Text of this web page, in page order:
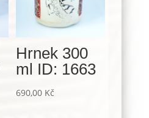
Hrnek 300
ml ID: 1663
690,00 Kč